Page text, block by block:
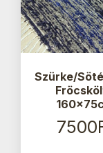
Szürke/
7500